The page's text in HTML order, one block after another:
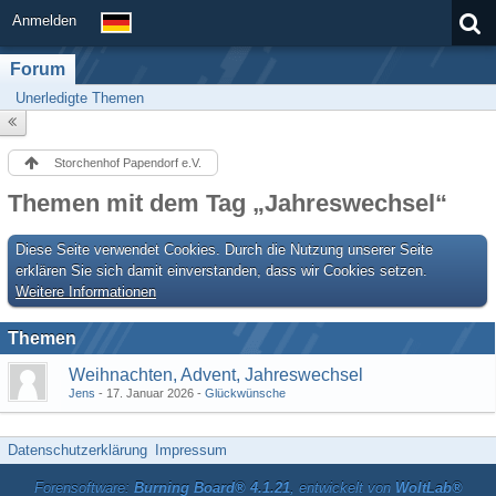
Anmelden
Forum
Unerledigte Themen
Storchenhof Papendorf e.V.
Themen mit dem Tag „Jahreswechsel“
Diese Seite verwendet Cookies. Durch die Nutzung unserer Seite
erklären Sie sich damit einverstanden, dass wir Cookies setzen.
Weitere Informationen
Themen
Weihnachten, Advent, Jahreswechsel
Jens 17. Januar 2026 Glückwünsche
Datenschutzerklärung Impressum
Forensoftware: Burning Board® 4.1.21, entwickelt von WoltLab®